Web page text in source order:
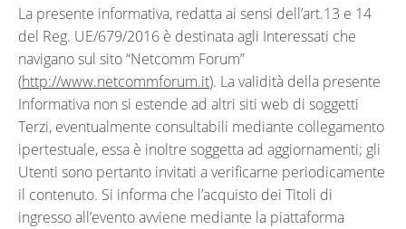
La presente informativa, redatta ai sensi dell’art.13 e 14
del Reg. UE/679/2016 è destinata agli Interessati che
navigano sul sito “Netcomm Forum”
(http://www.netcommforum.it). La validità della presente
Informativa non si estende ad altri siti web di soggetti
Terzi, eventualmente consultabili mediante collegamento
ipertestuale, essa è inoltre soggetta ad aggiornamenti; gli
Utenti sono pertanto invitati a verificarne periodicamente
il contenuto. Si informa che l’acquisto dei Titoli di
ingresso all’evento avviene mediante la piattaforma